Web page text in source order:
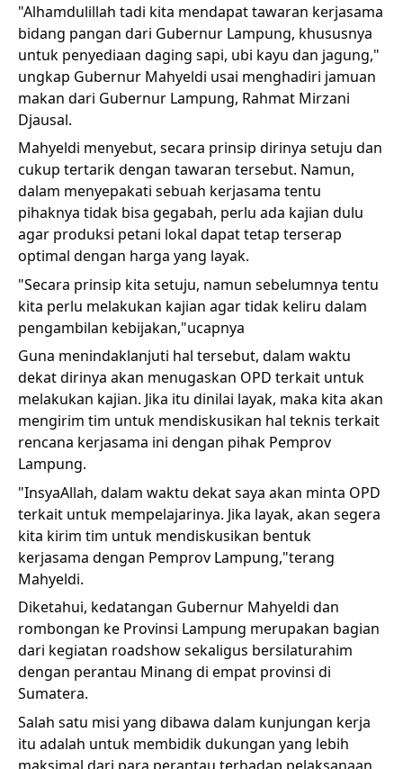
"Alhamdulillah tadi kita mendapat tawaran kerjasama
bidang pangan dari Gubernur Lampung, khususnya
untuk penyediaan daging sapi, ubi kayu dan jagung,"
ungkap Gubernur Mahyeldi usai menghadiri jamuan
makan dari Gubernur Lampung, Rahmat Mirzani
Djausal.
Mahyeldi menyebut, secara prinsip dirinya setuju dan
cukup tertarik dengan tawaran tersebut. Namun,
dalam menyepakati sebuah kerjasama tentu
pihaknya tidak bisa gegabah, perlu ada kajian dulu
agar produksi petani lokal dapat tetap terserap
optimal dengan harga yang layak.
"Secara prinsip kita setuju, namun sebelumnya tentu
kita perlu melakukan kajian agar tidak keliru dalam
pengambilan kebijakan,"ucapnya
Guna menindaklanjuti hal tersebut, dalam waktu
dekat dirinya akan menugaskan OPD terkait untuk
melakukan kajian. Jika itu dinilai layak, maka kita akan
mengirim tim untuk mendiskusikan hal teknis terkait
rencana kerjasama ini dengan pihak Pemprov
Lampung.
"InsyaAllah, dalam waktu dekat saya akan minta OPD
terkait untuk mempelajarinya. Jika layak, akan segera
kita kirim tim untuk mendiskusikan bentuk
kerjasama dengan Pemprov Lampung,"terang
Mahyeldi.
Diketahui, kedatangan Gubernur Mahyeldi dan
rombongan ke Provinsi Lampung merupakan bagian
dari kegiatan roadshow sekaligus bersilaturahim
dengan perantau Minang di empat provinsi di
Sumatera.
Salah satu misi yang dibawa dalam kunjungan kerja
itu adalah untuk membidik dukungan yang lebih
maksimal dari para perantau terhadap pelaksanaan